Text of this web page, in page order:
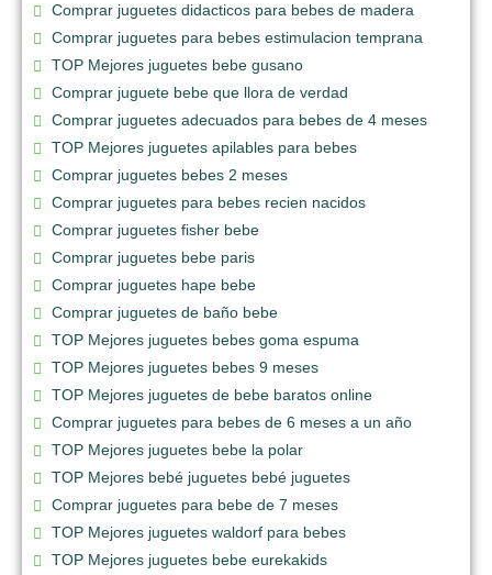
Comprar juguetes didacticos para bebes de madera
Comprar juguetes para bebes estimulacion temprana
TOP Mejores juguetes bebe gusano
Comprar juguete bebe que llora de verdad
Comprar juguetes adecuados para bebes de 4 meses
TOP Mejores juguetes apilables para bebes
Comprar juguetes bebes 2 meses
Comprar juguetes para bebes recien nacidos
Comprar juguetes fisher bebe
Comprar juguetes bebe paris
Comprar juguetes hape bebe
Comprar juguetes de baño bebe
TOP Mejores juguetes bebes goma espuma
TOP Mejores juguetes bebes 9 meses
TOP Mejores juguetes de bebe baratos online
Comprar juguetes para bebes de 6 meses a un año
TOP Mejores juguetes bebe la polar
TOP Mejores bebé juguetes bebé juguetes
Comprar juguetes para bebe de 7 meses
TOP Mejores juguetes waldorf para bebes
TOP Mejores juguetes bebe eurekakids